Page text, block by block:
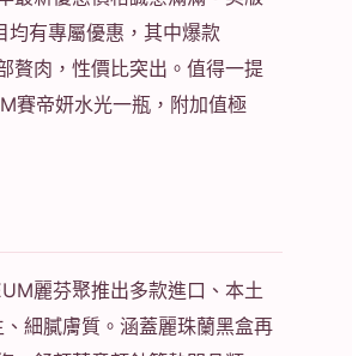
均有專屬優惠，其中爆款
贅肉，性價比突出。值得一提
賽帝妍水光一瓶，附加值極
麗芬聚推出多款進口、本土
細膩膚質。涵蓋麗珠蘭黑盒再